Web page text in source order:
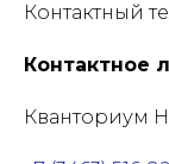
Контактный
Контактное
Кванториум